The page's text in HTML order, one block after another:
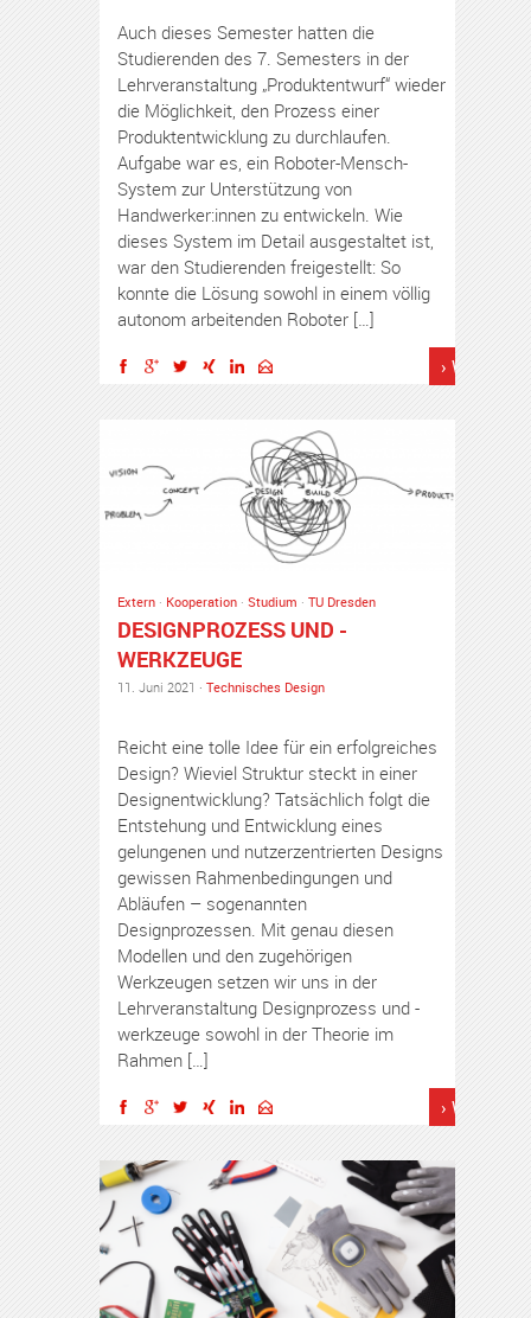
Auch dieses Semester hatten die
Studierenden des 7. Semesters in der
Lehrveranstaltung „Produktentwurf“ wieder
die Möglichkeit, den Prozess einer
Produktentwicklung zu durchlaufen.
Aufgabe war es, ein Roboter-Mensch-
System zur Unterstützung von
Handwerker:innen zu entwickeln. Wie
dieses System im Detail ausgestaltet ist,
war den Studierenden freigestellt: So
konnte die Lösung sowohl in einem völlig
autonom arbeitenden Roboter […]
›
Extern · Kooperation · Studium · TU Dresden
DESIGNPROZESS UND -
WERKZEUGE
11. Juni 2021 · Technisches Design
Reicht eine tolle Idee für ein erfolgreiches
Design? Wieviel Struktur steckt in einer
Designentwicklung? Tatsächlich folgt die
Entstehung und Entwicklung eines
gelungenen und nutzerzentrierten Designs
gewissen Rahmenbedingungen und
Abläufen – sogenannten
Designprozessen. Mit genau diesen
Modellen und den zugehörigen
Werkzeugen setzen wir uns in der
Lehrveranstaltung Designprozess und -
werkzeuge sowohl in der Theorie im
Rahmen […]
›